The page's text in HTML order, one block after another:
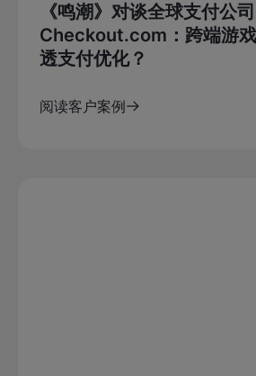
《鸣潮》对谈全球支付公司
Checkout.com：跨端游
透支付优化？
阅读客户案例